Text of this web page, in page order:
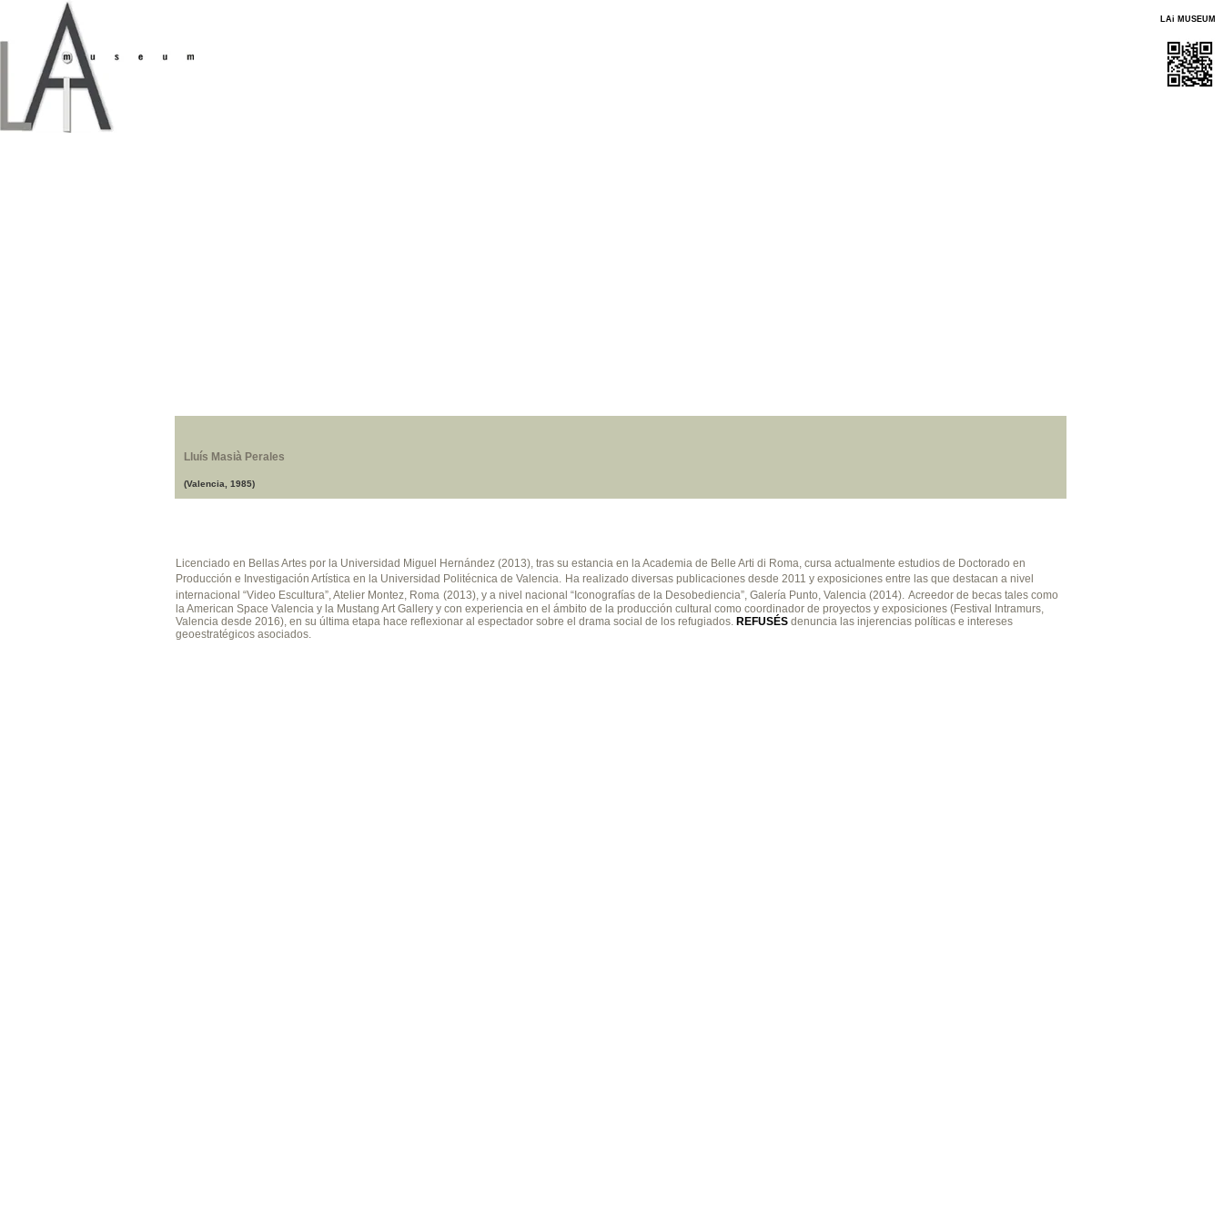
LAi MUSEUM
Lluís Masià Perales
(Valencia, 1985)
Licenciado en Bellas Artes por la Universidad Miguel Hernández (2013), tras su estancia en la Academia de Belle Arti di Roma, cursa actualmente estudios de Doctorado en
Producción e Investigación Artística en la Universidad Politécnica de Valencia. Ha realizado diversas publicaciones desde 2011 y exposiciones entre las que destacan a nivel
internacional “Video Escultura”, Atelier Montez, Roma (2013), y a nivel nacional “Iconografías de la Desobediencia”, Galería Punto, Valencia (2014). Acreedor de becas tales como
la American Space Valencia y la Mustang Art Gallery y con experiencia en el ámbito de la producción cultural como coordinador de proyectos y exposiciones (Festival Intramurs,
Valencia desde 2016), en su última etapa hace reflexionar al espectador sobre el drama social de los refugiados. REFUSÉSdenuncia las injerencias políticas e intereses
geoestratégicos asociados.